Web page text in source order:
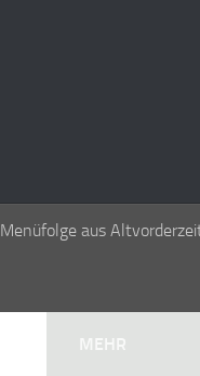
Menüfolge aus
MEHR